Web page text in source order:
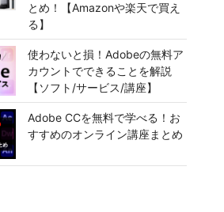
とめ！【Amazonや楽天で買え
る】
使わないと損！Adobeの無料ア
カウントでできることを解説
【ソフト/サービス/講座】
Adobe CCを無料で学べる！お
すすめのオンライン講座まとめ